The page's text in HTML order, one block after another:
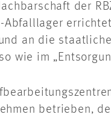
der
an die
wie im
betrieben,